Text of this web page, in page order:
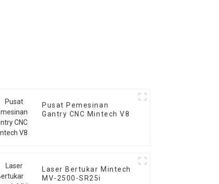
Pusat Pemesinan
Gantry CNC Mintech V8
Laser Bertukar Mintech
MV-2500-SR25i